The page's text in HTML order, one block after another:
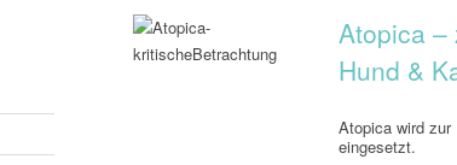
FUTTERBERATUNG
Atopica –
Hund &
Atopica wird zur
eingesetzt.